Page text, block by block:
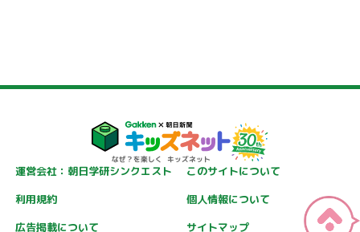
運営会社：朝日学研シンクエスト
このサイトについて
利用規約
個人情報について
広告掲載について
サイトマップ